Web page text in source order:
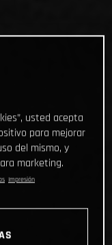
usted acepta
para mejorar
del mismo, y
marketing.
Impresión